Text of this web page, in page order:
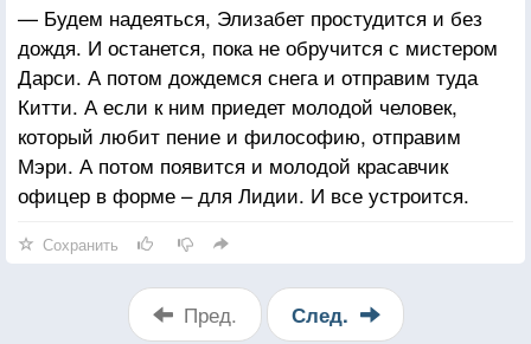
— Будем надеяться, Элизабет простудится и без
дождя. И останется, пока не обручится с мистером
Дарси. А потом дождемся снега и отправим туда
Китти. А если к ним приедет молодой человек,
который любит пение и философию, отправим
Мэри. А потом появится и молодой красавчик
офицер в форме – для Лидии. И все устроится.
Сохранить
Пред. След.